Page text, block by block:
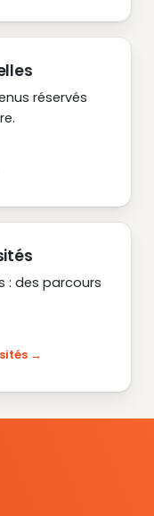
réservés
: des parcours